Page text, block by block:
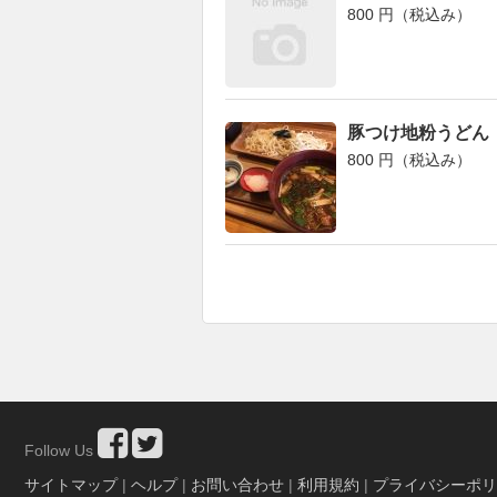
800 円（税込み）
豚つけ地粉うどん
800 円（税込み）
Follow Us
サイトマップ| ヘルプ| お問い合わせ | 利用規約 | プライバシーポ